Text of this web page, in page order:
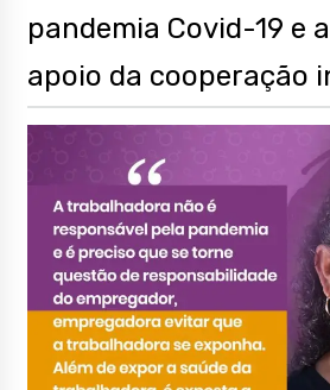
pandemia Covid-19 e
apoio da cooperação